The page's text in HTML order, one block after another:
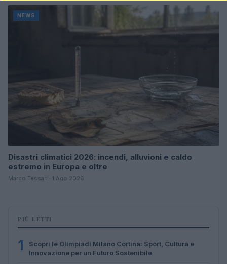
NEWS
Disastri climatici 2026: incendi, alluvioni e caldo
estremo in Europa e oltre
Marco Tessari · 1 Ago 2026
PIÙ LETTI
1
Scopri le Olimpiadi Milano Cortina: Sport, Cultura e
Innovazione per un Futuro Sostenibile